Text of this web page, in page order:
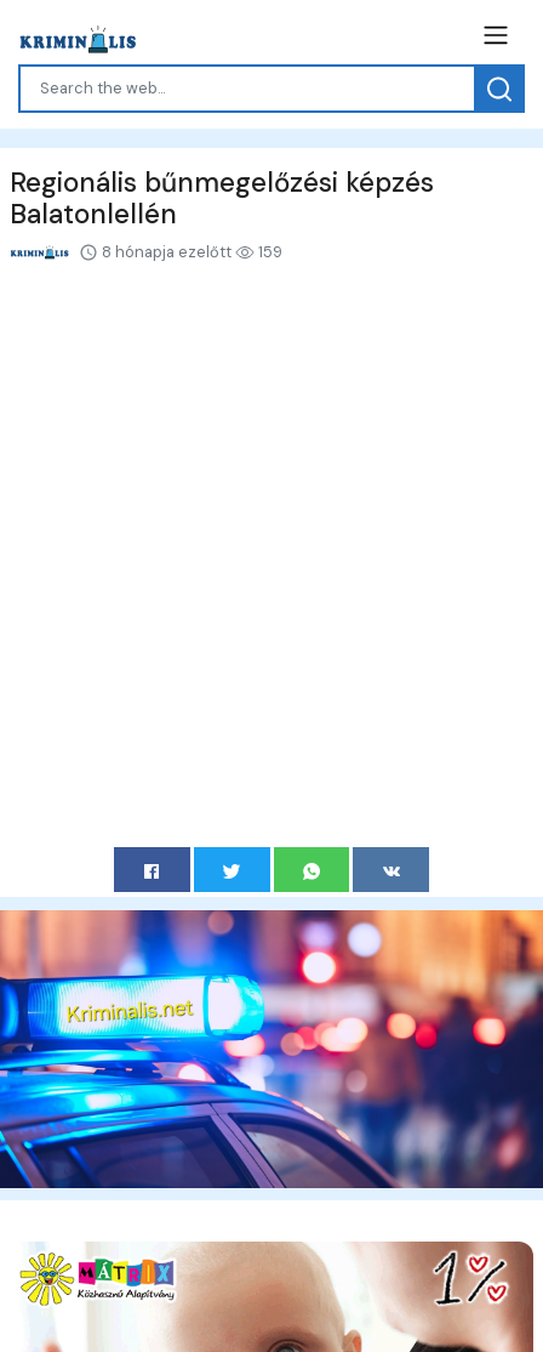
Regionális bűnmegelőzési képzés
Balatonlellén
8 hónapja ezelőtt 159